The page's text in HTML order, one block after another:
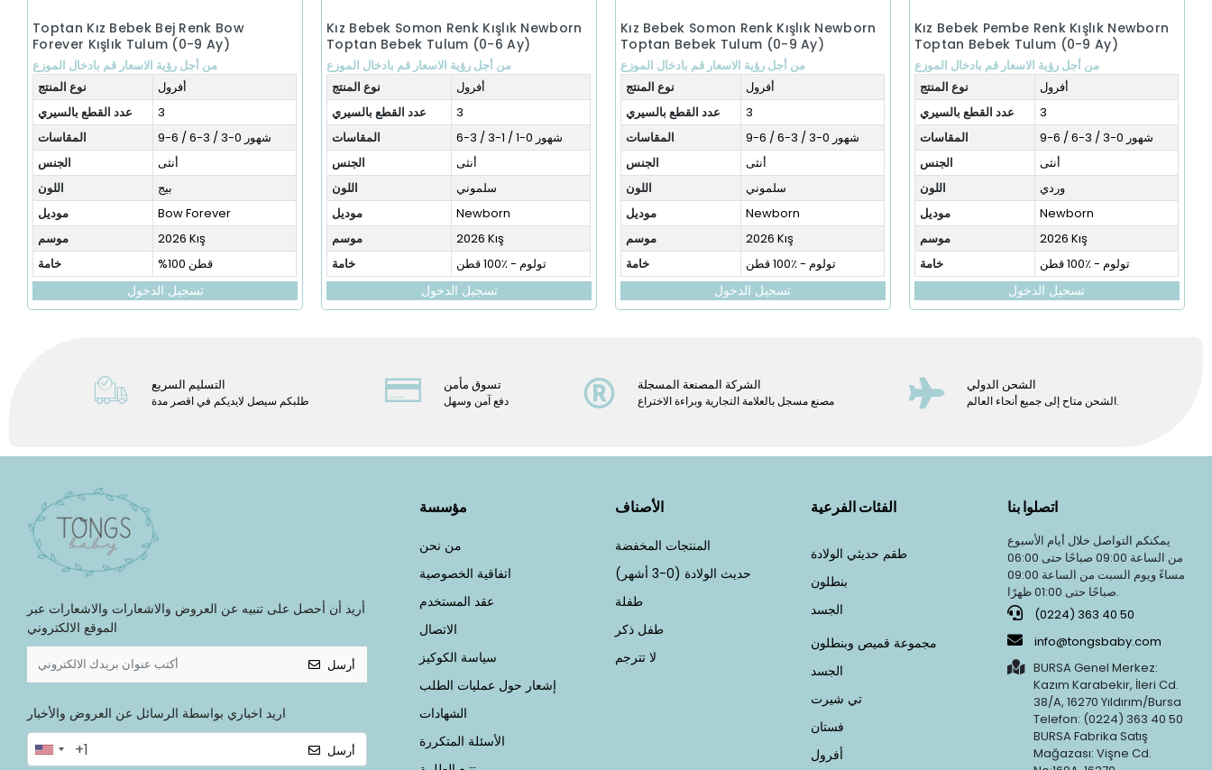
Toptan Kız Bebek Bej Renk Bow
Forever Kışlık Tulum (0-9 Ay)
من أجل رؤية الاسعار قم بادخال الموزع
نوع المنتج
أفرول
عدد القطع بالسيري
3
المقاسات
شهور 0-3 / 3-6 / 6-9
الجنس
أنثى
اللون
بيج
موديل
Bow Forever
موسم
2026 Kış
خامة
%100 قطن
تسجيل الدخول
Kız Bebek Somon Renk Kışlık Newborn
Toptan Bebek Tulum (0-6 Ay)
من أجل رؤية الاسعار قم بادخال الموزع
نوع المنتج
أفرول
عدد القطع بالسيري
3
المقاسات
شهور 0-1 / 1-3 / 3-6
الجنس
أنثى
اللون
سلموني
موديل
Newborn
موسم
2026 Kış
خامة
تولوم - ٪100 قطن
تسجيل الدخول
Kız Bebek Somon Renk Kışlık Newborn
Toptan Bebek Tulum (0-9 Ay)
من أجل رؤية الاسعار قم بادخال الموزع
نوع المنتج
أفرول
عدد القطع بالسيري
3
المقاسات
شهور 0-3 / 3-6 / 6-9
الجنس
أنثى
اللون
سلموني
موديل
Newborn
موسم
2026 Kış
خامة
تولوم - ٪100 قطن
تسجيل الدخول
Kız Bebek Pembe Renk Kışlık Newborn
Toptan Bebek Tulum (0-9 Ay)
من أجل رؤية الاسعار قم بادخال الموزع
نوع المنتج
أفرول
عدد القطع بالسيري
3
المقاسات
شهور 0-3 / 3-6 / 6-9
الجنس
أنثى
اللون
وردي
موديل
Newborn
موسم
2026 Kış
خامة
تولوم - ٪100 قطن
تسجيل الدخول
التسليم السريع
طلبكم سيصل لايديكم في اقصر مدة
تسوق مأمن
دفع آمن وسهل
الشركة المصنعة المسجلة
مصنع مسجل بالعلامة التجارية وبراءة الاختراع
الشحن الدولي
الشحن متاح إلى جميع أنحاء العالم.
أريد أن أحصل على تنبيه عن العروض والاشعارات والاشعارات عبر
الموقع الالكتروني
أرسل
اريد اخباري بواسطة الرسائل عن العروض والأخبار
أرسل
مؤسسة
من نحن
اتفاقية الخصوصية
عقد المستخدم
الاتصال
سياسة الكوكيز
إشعار حول عمليات الطلب
الشهادات
الأسئلة المتكررة
الأصناف
المنتجات المخفضة
حديث الولادة (0-3 أشهر)
طفلة
طفل ذكر
لا تترجم
الفئات الفرعية
طقم حديثي الولادة
بنطلون
الجسد
مجموعة قميص وبنطلون
الجسد
تي شيرت
فستان
أفرول
اتصلوا بنا
يمكنكم التواصل خلال أيام الأسبوع
من الساعة 09:00 صباحًا حتى 06:00
مساءً ويوم السبت من الساعة 09:00
صباحًا حتى 01:00 ظهرًا.
(0224) 363 40 50
info@tongsbaby.com
BURSA Genel Merkez:
Kazım Karabekir, İleri Cd.
38/A, 16270 Yıldırım/Bursa
Telefon: (0224) 363 40 50
BURSA Fabrika Satış
Mağazası: Vişne Cd.